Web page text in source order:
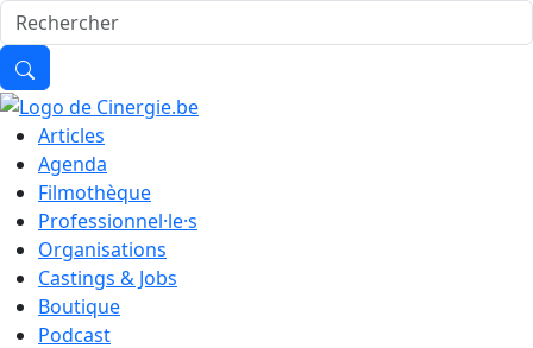
Articles
Agenda
Filmothèque
Professionnel·le·s
Organisations
Castings & Jobs
Boutique
Podcast